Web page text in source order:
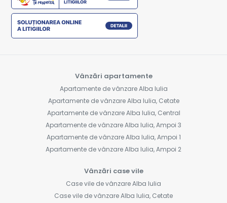
Vânzări apartamente
Apartamente de vânzare Alba Iulia
Apartamente de vânzare Alba Iulia, Cetate
Apartamente de vânzare Alba Iulia, Central
Apartamente de vânzare Alba Iulia, Ampoi 3
Apartamente de vânzare Alba Iulia, Ampoi 1
Apartamente de vânzare Alba Iulia, Ampoi 2
Vânzări case vile
Case vile de vânzare Alba Iulia
Case vile de vânzare Alba Iulia, Cetate